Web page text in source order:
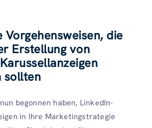
Vorgehensweisen, die
Erstellung von
sollten
begonnen haben, LinkedIn-
in Ihre Marketingstrategie